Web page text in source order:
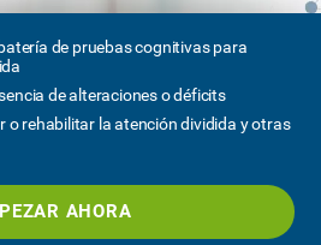
de pruebas cognitivas para
de alteraciones o déficits
o rehabilitar la atención dividida y otras
AHORA